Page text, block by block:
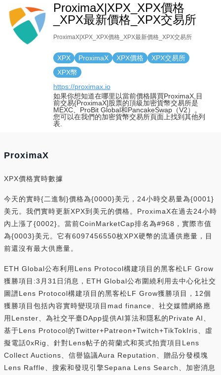
ProximaX|XPX_XPX價格
_XPX最新價格_XPX交易所
ProximaX|XPX_XPX價格_XPX最新價格_XPX交易所
XPX ProximaX XPX價格
XPX交易所
XPX幣
https://proximax.io
如果你想知道在哪里以當前價格購買ProximaX,目
前交易{ProximaX]股票的頂級加密貨幣交易所是
MEXC、ProBit Global和PancakeSwap（V2）。
您可以在我們的加密貨幣交易所頁面上找到其他列
表.
ProximaX
XPX價格實時數據
今天的實時{二進制}價格為{0000}美元，24小時交易量為{0001}
美元。我們實時更新XPX到美元的價格。ProximaX在過去24小時
內上漲了{0002}。當前CoinMarketCap排名為#968，實際市值
為{0003}美元。它有6097456550枚XPX硬幣的流通供應量，目
前還沒有最大供應量。
ETH Global公布利用Lens Protocol構建項目的黑客松LF Grow
獲勝項目:3月31日消息，ETH Global公布圍繞利用去中心化社交
圖譜Lens Protocol構建項目的黑客松LF Grow獲勝項目，12個
獲勝項目包括內容實時變現項目mad finance、社交媒體網絡應
用Lenster、為社交平臺DApp提供AI算法和隱私的Private AI、
基于Lens Protocol的Twitter+Patreon+Twitch+TikTokIris、虛
擬電話0xRig、針對Lens帖子的荷蘭式和英式拍賣項目Lens
Collect Auctions、信譽協議Aura Reputation、贈品分發模塊
Lens Raffle、搜索和發現引擎Sepana Lens Search、加密消息